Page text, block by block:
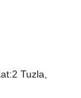
Tuzla,